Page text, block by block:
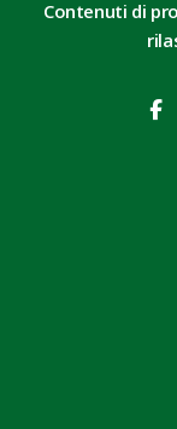
Contenuti di